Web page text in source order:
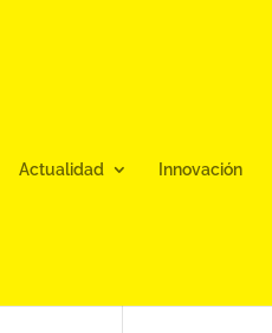
Actualidad Innovación